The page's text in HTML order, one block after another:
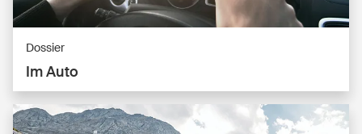
Dossier
Im Auto